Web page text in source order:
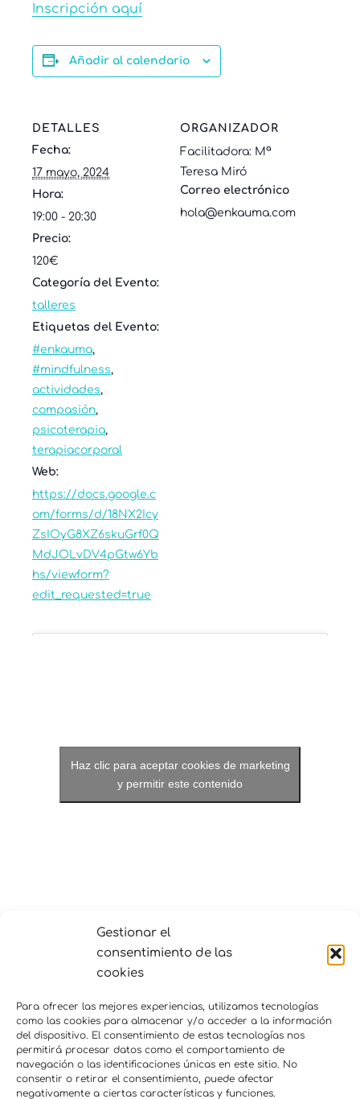
Gestionar el
consentimiento de las
cookies
Para ofrecer las mejores experiencias, utilizamos tecnologías
como las cookies para almacenar y/o acceder a la información
del dispositivo. El consentimiento de estas tecnologías nos
permitirá procesar datos como el comportamiento de
navegación o las identificaciones únicas en este sitio. No
consentir o retirar el consentimiento, puede afectar
negativamente a ciertas características y funciones.
Inscripción aquí
Añadir al calendario
DETALLES
Fecha:
17 mayo, 2024
Hora:
19:00 - 20:30
Precio:
120€
Categoría del Evento:
talleres
Etiquetas del Evento:
#enkauma,
#mindfulness,
actividades,
compasión,
psicoterapia,
terapiacorporal
Web:
https://docs.google.c
om/forms/d/18NX2Icy
ZsIOyG8XZ6skuGrf0Q
MdJOLvDV4pGtw6Yb
hs/viewform?
edit_requested=true
ORGANIZADOR
Facilitadora: Mª
Teresa Miró
Correo electrónico
hola@enkauma.com
Puerto de Sagunto , Valencia 465200 España +
Google Map
Haz clic para aceptar cookies de marketing
y permitir este contenido
Comenzar a practicar
mindfulness – Grupo de
Comenzar a practicar
mindfulness – Grupo de